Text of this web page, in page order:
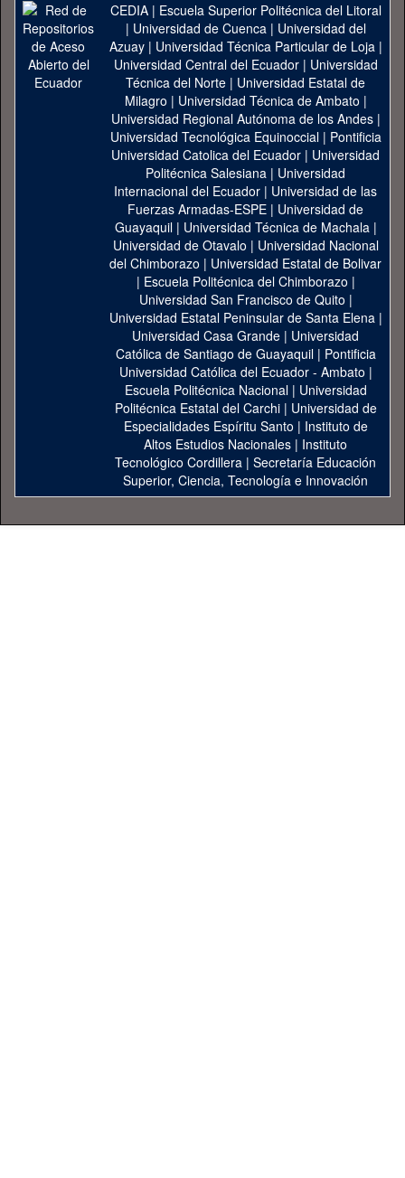
CEDIA| Escuela Superior Politécnica del Litoral
| Universidad de Cuenca| Universidad del
Azuay| Universidad Técnica Particular de Loja|
Universidad Central del Ecuador| Universidad
Técnica del Norte | Universidad Estatal de
Milagro | Universidad Técnica de Ambato |
Universidad Regional Autónoma de los Andes|
Universidad Tecnológica Equinoccial| Pontificia
Universidad Catolica del Ecuador | Universidad
Politécnica Salesiana | Universidad
Internacional del Ecuador | Universidad de las
Fuerzas Armadas-ESPE | Universidad de
Guayaquil| Universidad Técnica de Machala|
Universidad de Otavalo | Universidad Nacional
del Chimborazo | Universidad Estatal de Bolivar
| Escuela Politécnica del Chimborazo |
Universidad San Francisco de Quito |
Universidad Estatal Peninsular de Santa Elena|
Universidad Casa Grande | Universidad
Católica de Santiago de Guayaquil| Pontificia
Universidad Católica del Ecuador - Ambato |
Escuela Politécnica Nacional| Universidad
Politécnica Estatal del Carchi| Universidad de
Especialidades Espíritu Santo | Instituto de
Altos Estudios Nacionales | Instituto
Tecnológico Cordillera | Secretaría Educación
Superior, Ciencia, Tecnología e Innovación